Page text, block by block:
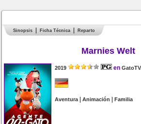
Sinopsis Ficha Técnica Reparto
Marnies Welt
2019 en
Aventura|Animación |Familia